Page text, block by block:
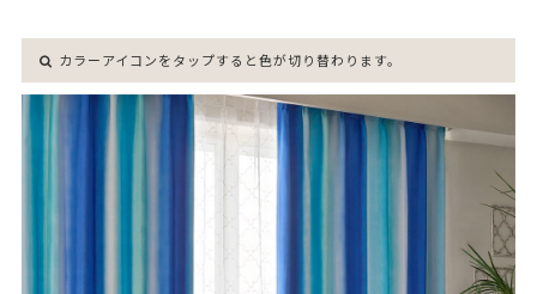
カラーアイコンをタップすると色が切り替わります。